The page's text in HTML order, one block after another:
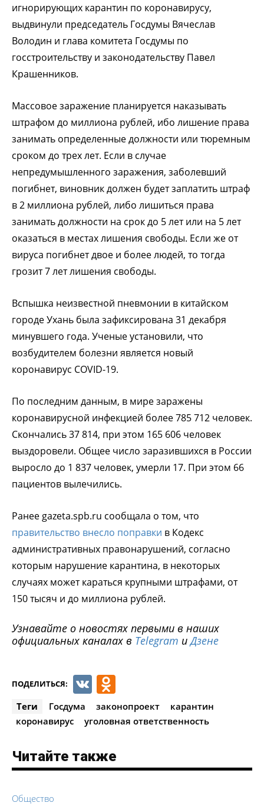
игнорирующих карантин по коронавирусу,
выдвинули председатель Госдумы Вячеслав
Володин и глава комитета Госдумы по
госстроительству и законодательству Павел
Крашенников.
Массовое заражение планируется наказывать
штрафом до миллиона рублей, ибо лишение права
занимать определенные должности или тюремным
сроком до трех лет. Если в случае
непредумышленного заражения, заболевший
погибнет, виновник должен будет заплатить штраф
в 2 миллиона рублей, либо лишиться права
занимать должности на срок до 5 лет или на 5 лет
оказаться в местах лишения свободы. Если же от
вируса погибнет двое и более людей, то тогда
грозит 7 лет лишения свободы.
Вспышка неизвестной пневмонии в китайском
городе Ухань была зафиксирована 31 декабря
минувшего года. Ученые установили, что
возбудителем болезни является новый
коронавирус COVID-19.
По последним данным, в мире заражены
коронавирусной инфекцией более 785 712 человек.
Скончались 37 814, при этом 165 606 человек
выздоровели. Общее число заразившихся в России
выросло до 1 837 человек, умерли 17. При этом 66
пациентов вылечились.
Ранее gazeta.spb.ru сообщала о том, что
правительство внесло поправки в Кодекс
административных правонарушений, согласно
которым нарушение карантина, в некоторых
случаях может караться крупными штрафами, от
150 тысяч и до миллиона рублей.
Узнавайте о новостях первыми в наших
официальных каналах в Telegram иДзене
ПОДЕЛИТЬСЯ: VK
Теги Госдума законопроект
карантин
коронавирус
уголовная ответственность
Читайте также
Общество